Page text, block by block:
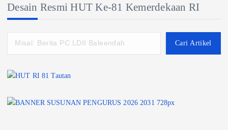
Desain Resmi HUT Ke-81 Kemerdekaan RI
Cari Artikel